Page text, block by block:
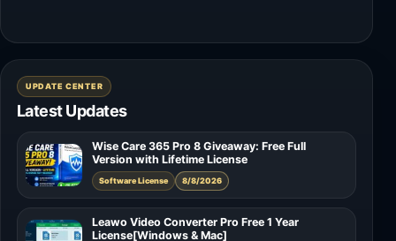
UPDATE CENTER
Latest Updates
Wise Care 365 Pro 8 Giveaway: Free Full
Version with Lifetime License
Software License 8/8/2026
Leawo Video Converter Pro Free 1 Year
License[Windows & Mac]